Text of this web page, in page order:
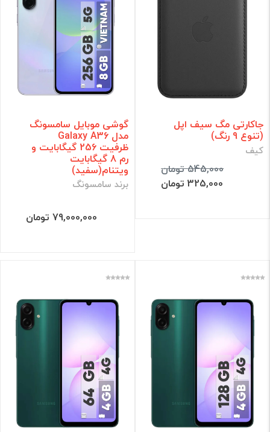
جاکارتی مگ سیف اپل
(تنوع 9 رنگ)
کیف
545,000 تومان
325,000 تومان
گوشی موبایل سامسونگ
مدل Galaxy A36
ظرفیت 256 گیگابایت و
رم 8 گیگابایت
ویتنام(سفید)
برند سامسونگ
79,000,000 تومان